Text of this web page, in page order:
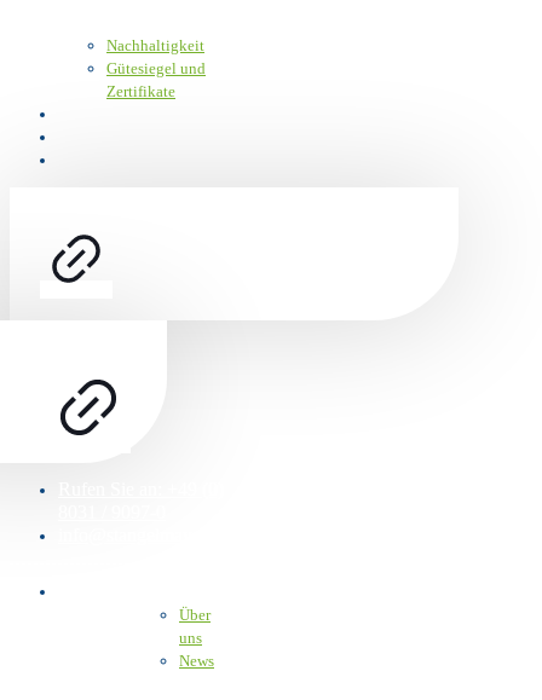
Nachhaltigkeit
Gütesiegel und
Zertifikate
Über
uns
News